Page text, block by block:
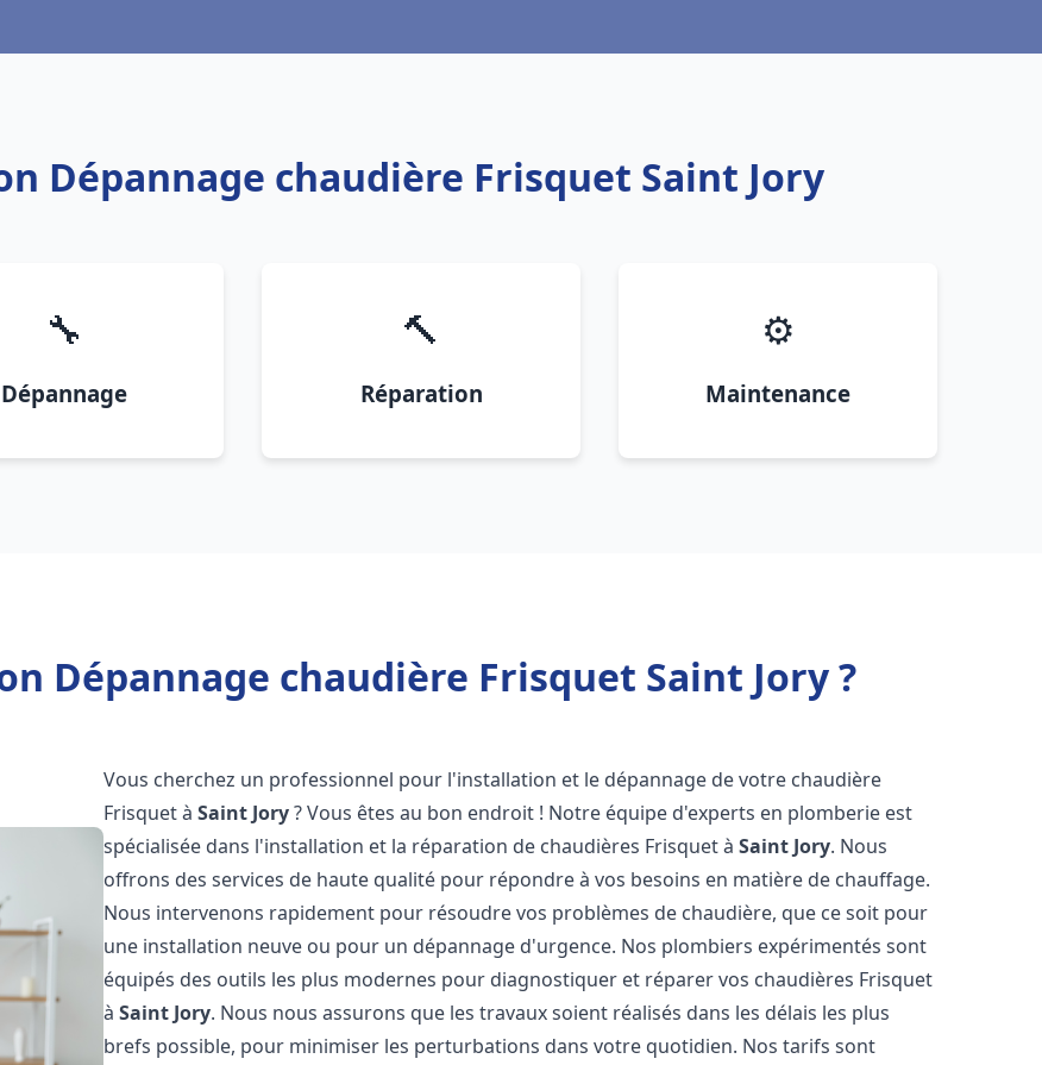
Dépannage chaudière Frisquet Saint Jory
🔧
Dépannage
🔨
Réparation
⚙️
Maintenance
Dépannage chaudière Frisquet Saint Jory ?
Vous cherchez un professionnel pour l'installation et le dépannage de votre chaudière
Frisquet àSaint Jory? Vous êtes au bon endroit ! Notre équipe d'experts en plomberie est
spécialisée dans l'installation et la réparation de chaudières Frisquet àSaint Jory. Nous
offrons des services de haute qualité pour répondre à vos besoins en matière de chauffage.
Nous intervenons rapidement pour résoudre vos problèmes de chaudière, que ce soit pour
une installation neuve ou pour un dépannage d'urgence. Nos plombiers expérimentés sont
équipés des outils les plus modernes pour diagnostiquer et réparer vos chaudières Frisquet
àSaint Jory. Nous nous assurons que les travaux soient réalisés dans les délais les plus
brefs possible, pour minimiser les perturbations dans votre quotidien. Nos tarifs sont